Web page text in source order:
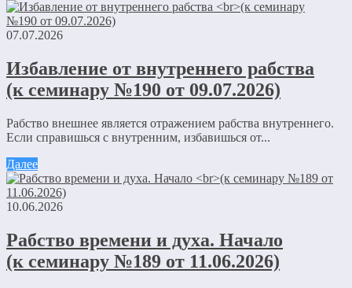
07.07.2026
Избавление от внутреннего рабства
(к семинару №190 от 09.07.2026)
Рабство внешнее является отражением рабства внутреннего.
Если справишься с внутренним, избавишься от...
Далее
10.06.2026
Рабство времени и духа. Начало
(к семинару №189 от 11.06.2026)